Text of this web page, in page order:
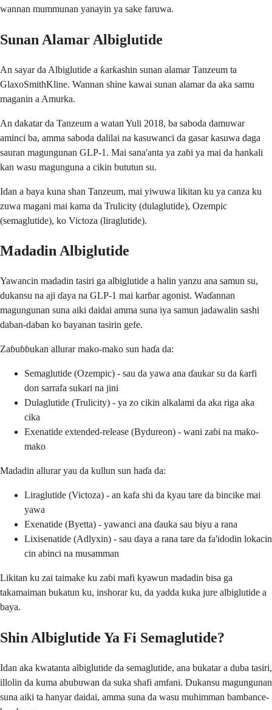
wannan mummunan yanayin ya sake faruwa.
Sunan Alamar Albiglutide
An sayar da Albiglutide a ƙarƙashin sunan alamar Tanzeum ta
GlaxoSmithKline. Wannan shine kawai sunan alamar da aka samu
maganin a Amurka.
An dakatar da Tanzeum a watan Yuli 2018, ba saboda damuwar
aminci ba, amma saboda dalilai na kasuwanci da gasar kasuwa daga
sauran magungunan GLP-1. Mai sana'anta ya zaɓi ya mai da hankali
kan wasu magunguna a cikin bututun su.
Idan a baya kuna shan Tanzeum, mai yiwuwa likitan ku ya canza ku
zuwa magani mai kama da Trulicity (dulaglutide), Ozempic
(semaglutide), ko Victoza (liraglutide).
Madadin Albiglutide
Yawancin madadin tasiri ga albiglutide a halin yanzu ana samun su,
dukansu na aji ɗaya na GLP-1 mai karɓar agonist. Waɗannan
magungunan suna aiki daidai amma suna iya samun jadawalin sashi
daban-daban ko bayanan tasirin gefe.
Zaɓuɓɓukan allurar mako-mako sun haɗa da:
Semaglutide (Ozempic) - sau da yawa ana ɗaukar su da ƙarfi
don sarrafa sukari na jini
Dulaglutide (Trulicity) - ya zo cikin alkalami da aka riga aka
cika
Exenatide extended-release (Bydureon) - wani zaɓi na mako-
mako
Madadin allurar yau da kullun sun haɗa da:
Liraglutide (Victoza) - an kafa shi da kyau tare da bincike mai
yawa
Exenatide (Byetta) - yawanci ana ɗauka sau biyu a rana
Lixisenatide (Adlyxin) - sau ɗaya a rana tare da fa'idodin lokacin
cin abinci na musamman
Likitan ku zai taimake ku zaɓi mafi kyawun madadin bisa ga
takamaiman bukatun ku, inshorar ku, da yadda kuka jure albiglutide a
baya.
Shin Albiglutide Ya Fi Semaglutide?
Idan aka kwatanta albiglutide da semaglutide, ana bukatar a duba tasiri,
illolin da kuma abubuwan da suka shafi amfani. Dukansu magungunan
suna aiki ta hanyar daidai, amma suna da wasu muhimman bambance-